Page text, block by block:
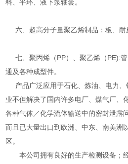
料、平环、液下泵轴套。
六、超高分子量聚乙烯制品：板、耐
七、聚丙烯（PP）、聚乙烯（PE):
通及各种成型件。
产品广泛应用于石化、炼油、电力、
业不但解决了国内许多电厂、煤气厂、
各种气体／化学流体输送中的密封泄露
而且已大量出口到欧洲、中东、南美洲
区。
本公司拥有良好的生产检测设备；